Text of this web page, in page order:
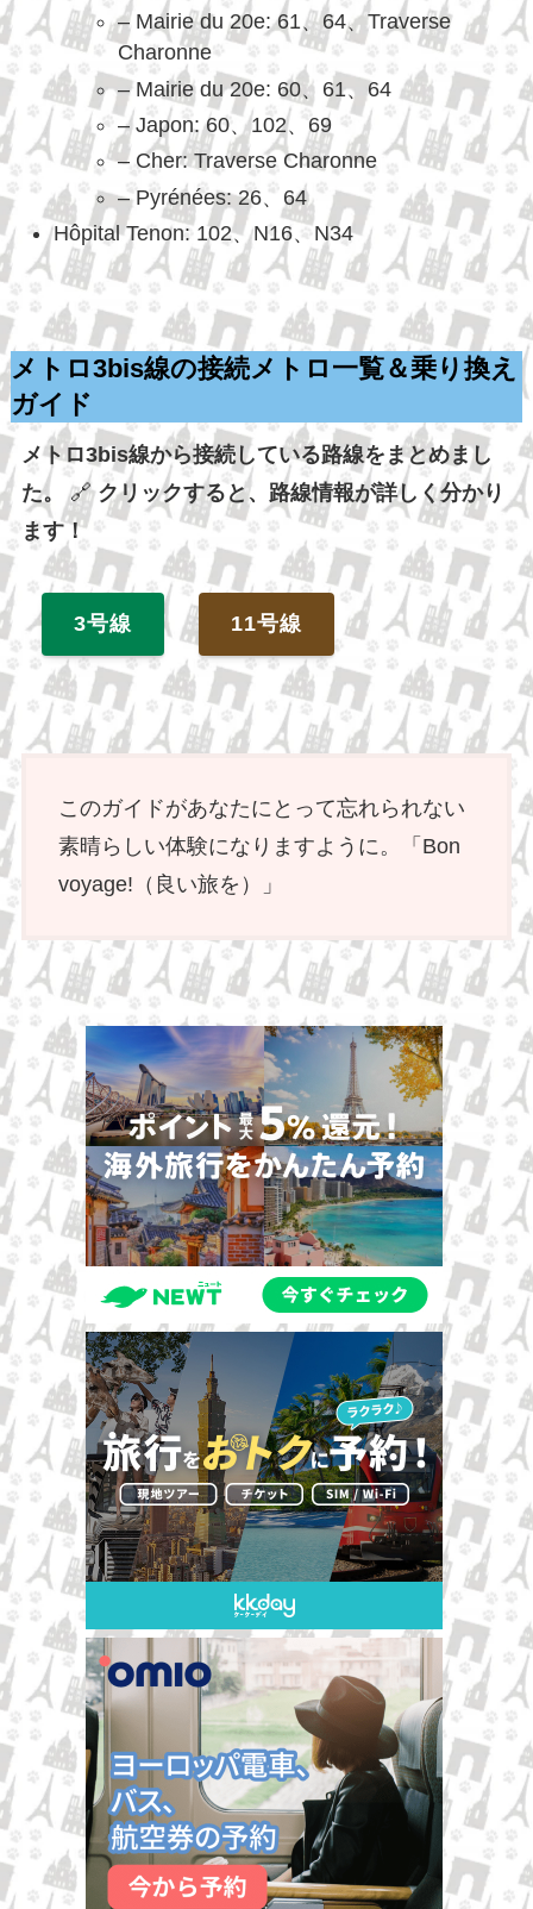
– Mairie du 20e: 61、64、Traverse
Charonne
– Mairie du 20e: 60、61、64
– Japon: 60、102、69
– Cher: Traverse Charonne
– Pyrénées: 26、64
Hôpital Tenon: 102、N16、N34
メトロ3bis線の接続メトロ一覧＆乗り換え
ガイド
メトロ3bis線から接続している路線をまとめまし
た。
🔗クリックすると、路線情報が詳しく分かり
ます！
3号線 11号線
このガイドがあなたにとって忘れられない
素晴らしい体験になりますように。「Bon
voyage!（良い旅を）」